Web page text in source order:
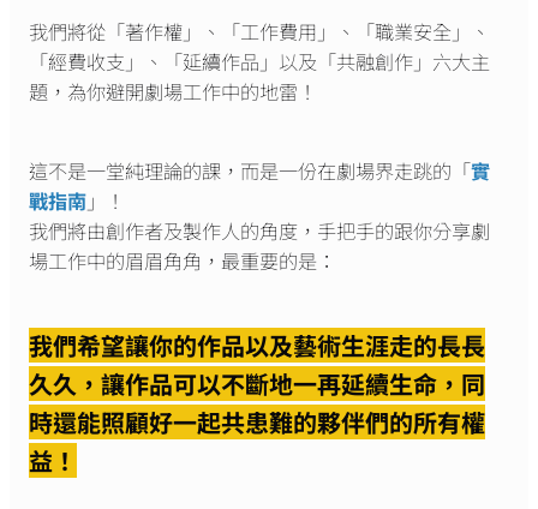
我們將從「著作權」、「工作費用」、「職業安全」、
「經費收支」、「延續作品」以及「共融創作」六大主
題，為你避開劇場工作中的地雷！
這不是一堂純理論的課，而是一份在劇場界走跳的「實
戰指南 」！
我們將由創作者及製作人的角度，手把手的跟你分享劇
場工作中的眉眉角角，最重要的是：
我們希望讓你的作品以及藝術生涯走的長長
久久，讓作品可以不斷地一再延續生命，同
時還能照顧好一起共患難的夥伴們的所有權
益！